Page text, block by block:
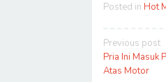
Posted in Hot
Post
Previous post
Pria Ini Masuk
Atas Motor